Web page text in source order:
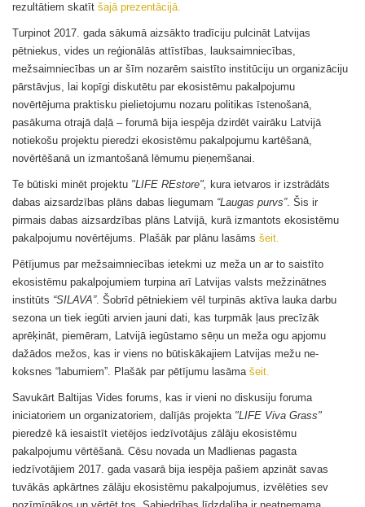
rezultātiem skatīt šajā prezentācijā.
Turpinot 2017. gada sākumā aizsākto tradīciju pulcināt Latvijas
pētniekus, vides un reģionālās attīstības, lauksaimniecības,
mežsaimniecības un ar šīm nozarēm saistīto institūciju un organizāciju
pārstāvjus, lai kopīgi diskutētu par ekosistēmu pakalpojumu
novērtējuma praktisku pielietojumu nozaru politikas īstenošanā,
pasākuma otrajā daļā – forumā bija iespēja dzirdēt vairāku Latvijā
notiekošu projektu pieredzi ekosistēmu pakalpojumu kartēšanā,
novērtēšanā un izmantošanā lēmumu pieņemšanai.
Te būtiski minēt projektu "LIFE REstore", kura ietvaros ir izstrādāts
dabas aizsardzības plāns dabas liegumam “Laugas purvs”. Šis ir
pirmais dabas aizsardzības plāns Latvijā, kurā izmantots ekosistēmu
pakalpojumu novērtējums. Plašāk par plānu lasāms šeit.
Pētījumus par mežsaimniecības ietekmi uz meža un ar to saistīto
ekosistēmu pakalpojumiem turpina arī Latvijas valsts mežzinātnes
institūts “SILAVA”. Šobrīd pētniekiem vēl turpinās aktīva lauka darbu
sezona un tiek iegūti arvien jauni dati, kas turpmāk ļaus precīzāk
aprēķināt, piemēram, Latvijā iegūstamo sēņu un meža ogu apjomu
dažādos mežos, kas ir viens no būtiskākajiem Latvijas mežu ne-
koksnes “labumiem”. Plašāk par pētījumu lasāma šeit.
Savukārt Baltijas Vides forums, kas ir vieni no diskusiju foruma
iniciatoriem un organizatoriem, dalījās projekta"LIFE Viva Grass"
pieredzē kā iesaistīt vietējos iedzīvotājus zālāju ekosistēmu
pakalpojumu vērtēšanā. Cēsu novada un Madlienas pagasta
iedzīvotājiem 2017. gada vasarā bija iespēja pašiem apzināt savas
tuvākās apkārtnes zālāju ekosistēmu pakalpojumus, izvēlēties sev